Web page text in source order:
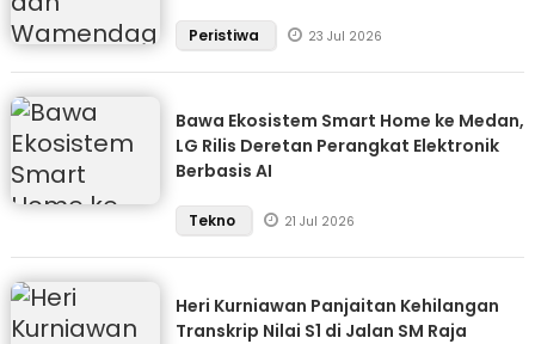
Peristiwa 23 Jul 2026
Bawa Ekosistem Smart Home ke Medan,
LG Rilis Deretan Perangkat Elektronik
Berbasis AI
Tekno 21 Jul 2026
Heri Kurniawan Panjaitan Kehilangan
Transkrip Nilai S1 di Jalan SM Raja